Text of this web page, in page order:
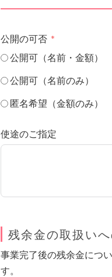
公開の可否
公開可（名前・金額）
公開可（名前のみ）
匿名希望（金額のみ）
使途のご指定
残余金の取扱いへ
事業完了後の残余金につ
す。